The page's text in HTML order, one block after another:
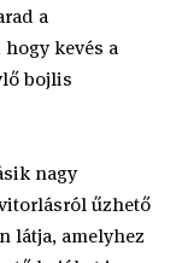
a
kevés a
bojlis
nagy
űzhető
látja, amelyhez